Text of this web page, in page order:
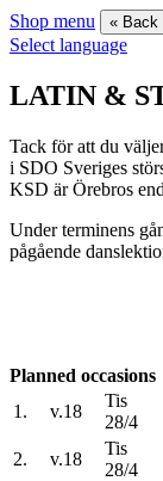
Shop menu « Back
Select language
LATIN &
Tack för att du
i SDO Sveriges
KSD är Örebros
Under terminens
pågående
Planned occasions
1.
v.18
Tis
28/4
2.
v.18
Tis
28/4